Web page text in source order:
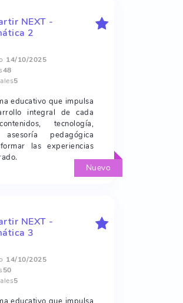
Nuevo
NEXT -
2
14/10/2025
48
5
educativo que impulsa
integral de cada
tecnología,
pedagógica
las experiencias
NEXT -
3
14/10/2025
50
5